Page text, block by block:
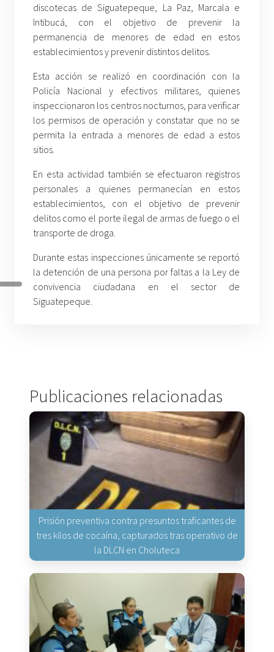
discotecas de Siguatepeque, La Paz, Marcala e
Intibucá, con el objetivo de prevenir la
permanencia de menores de edad en estos
establecimientos y prevenir distintos delitos.
Esta acción se realizó en coordinación con la
Policía Nacional y efectivos militares, quienes
inspeccionaron los centros nocturnos, para verificar
los permisos de operación y constatar que no se
permita la entrada a menores de edad a estos
sitios.
En esta actividad también se efectuaron registros
personales a quienes permanecían en estos
establecimientos, con el objetivo de prevenir
delitos como el porte ilegal de armas de fuego o el
transporte de droga.
Durante estas inspecciones únicamente se reportó
la detención de una persona por faltas a la Ley de
convivencia ciudadana en el sector de
Siguatepeque.
Publicaciones relacionadas
Prisión preventiva contra presuntos traficantes de
tres kilos de cocaína, capturados tras operativo de
la DLCN en Choluteca